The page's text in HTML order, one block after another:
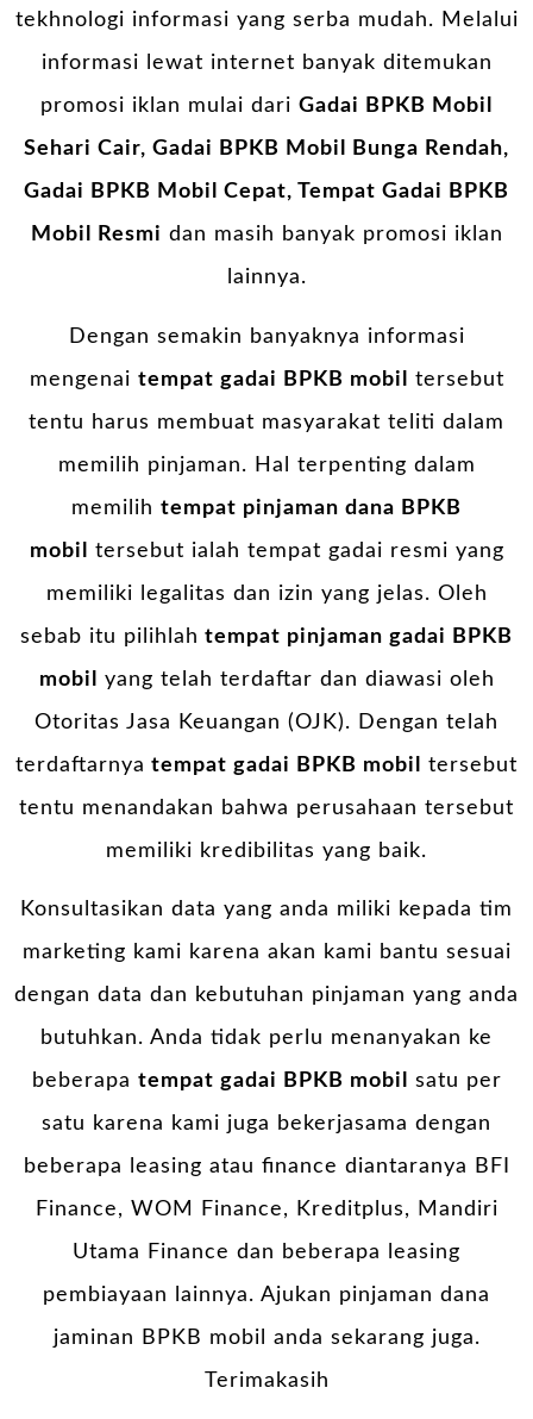
tekhnologi informasi yang serba mudah. Melalui
informasi lewat internet banyak ditemukan
promosi iklan mulai dari Gadai BPKB Mobil
Sehari Cair, Gadai BPKB Mobil Bunga Rendah,
Gadai BPKB Mobil Cepat, Tempat Gadai BPKB
Mobil Resmi dan masih banyak promosi iklan
lainnya.
Dengan semakin banyaknya informasi
mengenai tempat gadai BPKB mobil
tersebut
tentu harus membuat masyarakat teliti dalam
memilih pinjaman. Hal terpenting dalam
memilih tempat pinjaman dana BPKB
mobil
tersebut ialah tempat gadai resmi yang
memiliki legalitas dan izin yang jelas. Oleh
sebab itu pilihlah tempat pinjaman gadai BPKB
mobil
yang telah terdaftar dan diawasi oleh
Otoritas Jasa Keuangan (OJK). Dengan telah
terdaftarnya tempat gadai BPKB mobil
tersebut
tentu menandakan bahwa perusahaan tersebut
memiliki kredibilitas yang baik.
Konsultasikan data yang anda miliki kepada tim
marketing kami karena akan kami bantu sesuai
dengan data dan kebutuhan pinjaman yang anda
butuhkan. Anda tidak perlu menanyakan ke
beberapa tempat gadai BPKB mobil
satu per
satu karena kami juga bekerjasama dengan
beberapa leasing atau finance diantaranya BFI
Finance, WOM Finance, Kreditplus, Mandiri
Utama Finance dan beberapa leasing
pembiayaan lainnya. Ajukan pinjaman dana
jaminan BPKB mobil anda sekarang juga.
Terimakasih